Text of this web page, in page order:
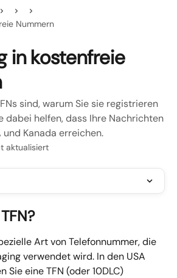
Nummern
in kostenfreie
sind, warum Sie sie registrieren
dabei helfen, dass Ihre Nachrichten
und Kanada erreichen.
aktualisiert
Art von Telefonnummer, die
verwendet wird. In den USA
Sie eine TFN (oder 10DLC)